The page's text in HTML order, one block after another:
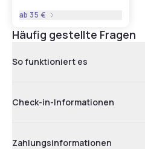
ab 35 €
Häufig gestellte Fragen
So funktioniert es
Check-in-Informationen
Zahlungsinformationen